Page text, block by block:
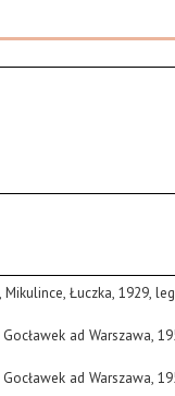
Mikulince, Łuczka, 1929,
Gocławek ad Warszawa,
Gocławek ad Warszawa,